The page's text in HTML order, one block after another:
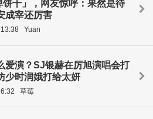
饼干」，网友惊呼：果然是待
成宰还厉害
Yuan
爱演？SJ银赫在厉旭演唱会打
少时润娥打给太妍
草莓